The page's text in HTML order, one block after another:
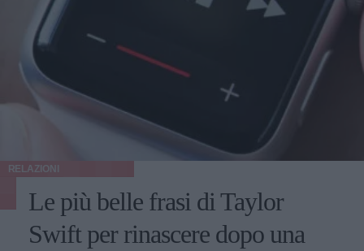
RELAZIONI
Le più belle frasi di Taylor
Swift per rinascere dopo una